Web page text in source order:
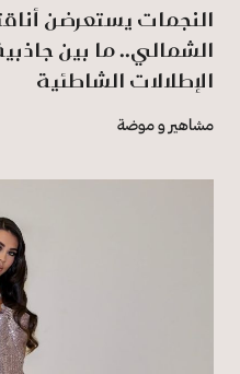
النجمات يستعرضن
الشمالي.. ما بين
الإطلالات الشاطئية
مشاهير و موضة